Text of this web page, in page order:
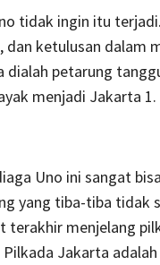
tidak ingin itu
dan ketulusan dalam
dialah petarung
menjadi Jakarta 1.
Uno ini sangat
yang tiba-tiba tidak
terakhir menjelang
Jakarta